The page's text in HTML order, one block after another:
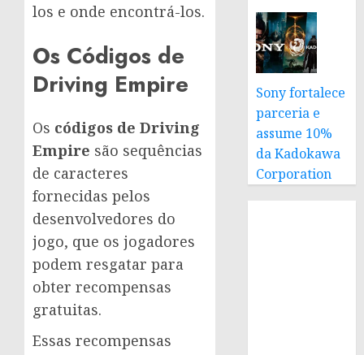
los e onde encontrá-los.
Os Códigos de
Driving Empire
Os códigos de Driving
Empire são sequências
de caracteres
fornecidas pelos
desenvolvedores do
jogo, que os jogadores
podem resgatar para
obter recompensas
gratuitas.
Essas recompensas
Sony fortalece
parceria e
assume 10%
da Kadokawa
Corporation